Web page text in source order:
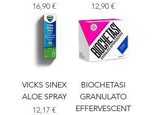
Prezzo
16,90 €
Prezzo
12,90 €
VICKS SINEX
ALOE SPRAY
Prezzo
12,17 €
BIOCHETASI
GRANULATO
EFFERVESCENT